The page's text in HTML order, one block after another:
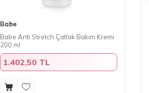
Babe
Babe Anti Stretch Çatlak Bakım Kremi
200 ml
1.402,50 TL